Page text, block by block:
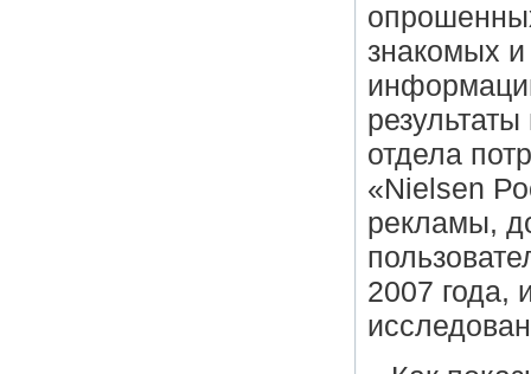
знакомых
отдела
«Nielsen
рекламы,
2007 года,